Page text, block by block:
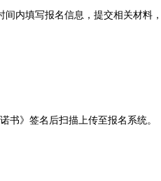
内填写报名信息，提交相关材料，
》签名后扫描上传至报名系统。